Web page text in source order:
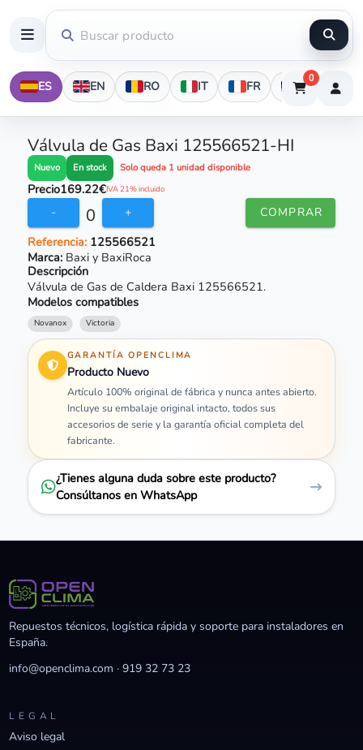
ES EN RO IT FR DE
0
Válvula de Gas Baxi 125566521-HI
Nuevo En stock Solo queda 1 unidad disponible
Precio169.22€IVA 21% incluido
- 0 + COMPRAR
Referencia:125566521
Marca: Baxi y BaxiRoca
Descripción
Válvula de Gas de Caldera Baxi 125566521.
Modelos compatibles
Novanox Victoria
GARANTÍA OPENCLIMA
Producto Nuevo
Artículo 100% original de fábrica y nunca antes abierto.
Incluye su embalaje original intacto, todos sus
accesorios de serie y la garantía oficial completa del
fabricante.
¿Tienes alguna duda sobre este producto?
Consúltanos en WhatsApp
Repuestos técnicos, logística rápida y soporte para instaladores en
España.
info@openclima.com ·919 32 73 23
LEGAL
Aviso legal